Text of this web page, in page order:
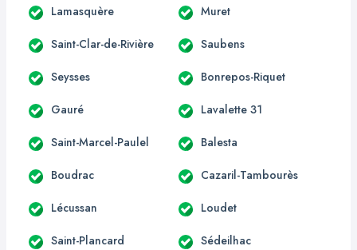
Lamasquère Muret
Saint-Clar-de-Rivière Saubens
Seysses Bonrepos-Riquet
Gauré Lavalette 31
Saint-Marcel-Paulel Balesta
Boudrac Cazaril-Tambourès
Lécussan Loudet
Saint-Plancard Sédeilhac